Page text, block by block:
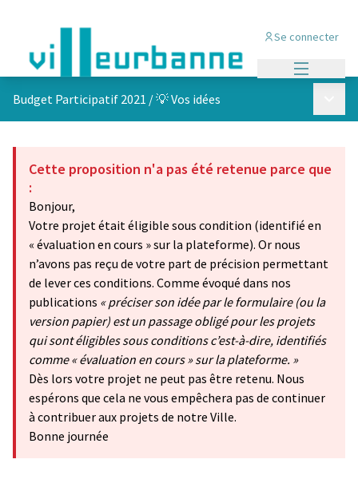
Se connecter
Budget Participatif 2021 /💡 Vos idées
Cette proposition n'a pas été retenue parce que
:
Bonjour,
Votre projet était éligible sous condition (identifié en
« évaluation en cours » sur la plateforme). Or nous
n’avons pas reçu de votre part de précision permettant
de lever ces conditions. Comme évoqué dans nos
publications « préciser son idée par le formulaire (ou la
version papier) est un passage obligé pour les projets
qui sont éligibles sous conditions c’est-à-dire, identifiés
comme « évaluation en cours » sur la plateforme. »
Dès lors votre projet ne peut pas être retenu. Nous
espérons que cela ne vous empêchera pas de continuer
à contribuer aux projets de notre Ville.
Bonne journée